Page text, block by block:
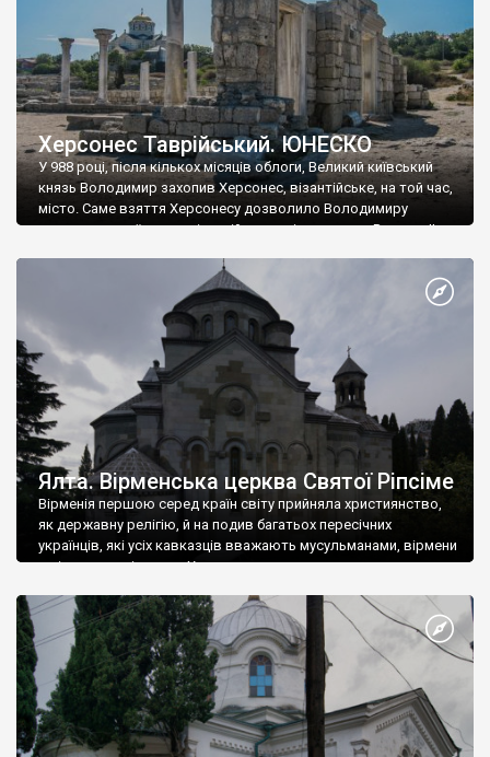
Херсонес Таврійський. ЮНЕСКО
У 988 році, після кількох місяців облоги, Великий київський
князь Володимир захопив Херсонес, візантійське, на той час,
місто. Саме взяття Херсонесу дозволило Володимиру
диктувати свої умови візантійському імператору Василю ІІ, та
Херсонесі Володимир-язичник, став Василем-християнином.
А потім було Хрещення Русі. На честь Херсонесу Таврійського
Ялта. Вірменська церква Святої Ріпсіме
Вірменія першою серед країн світу прийняла християнство,
як державну релігію, й на подив багатьох пересічних
українців, які усіх кавказців вважають мусульманами, вірмени
є відданими вірянами Христа